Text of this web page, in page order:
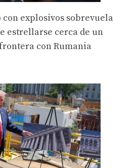
con explosivos sobrevuela
estrellarse cerca de un
con Rumania